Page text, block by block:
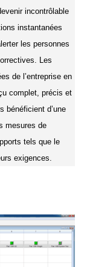
incontrôlable
instantanées
les personnes
Les
de l’entreprise en
complet, précis et
bénéficient d’une
mesures de
tels que le
exigences.